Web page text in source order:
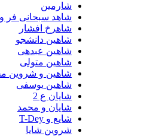
شارمین
شاهد سبحانی فر و نیما تاری
شاهرخ افشار
شاهین دانشجو
شاهین عبدهی
شاهین متولی
شاهین و شروین محافظت
شاهین یوسفی
شایان ع 2
شایان و محمد
شایع و T-Dey
شروین شایا